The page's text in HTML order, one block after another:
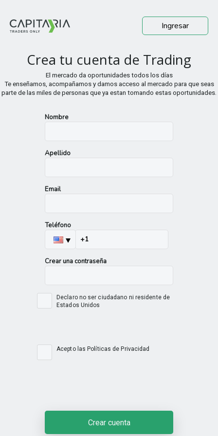
Ingresar
Crea tu cuenta de Trading
El mercado da oportunidades todos los días
Te enseñamos, acompañamos y damos acceso al mercado para que seas
parte de las miles de personas que ya estan tomando estas oportunidades.
Nombre
Apellido
Email
Teléfono
Crear una contraseña
Declaro no ser ciudadano ni residente de
Estados Unidos
Acepto las Políticas de Privacidad
Crear cuenta